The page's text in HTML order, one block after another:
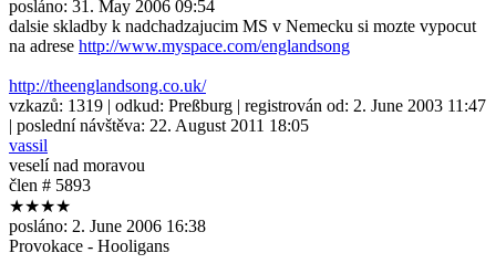
posláno: 31. May 2006 09:54
dalsie skladby k nadchadzajucim MS v Nemecku si mozte vypocut
na adrese http://www.myspace.com/englandsong
http://theenglandsong.co.uk/
vzkazů: 1319 | odkud: Preßburg | registrován od: 2. June 2003 11:47
| poslední návštěva: 22. August 2011 18:05
vassil
veselí nad moravou
člen # 5893
★★★★
posláno: 2. June 2006 16:38
Provokace - Hooligans